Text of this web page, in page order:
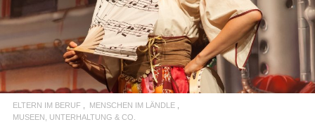
READ MORE
ELTERN IM BERUF
MENSCHEN IM LÄNDLE
MUSEEN, UNTERHALTUNG & CO.